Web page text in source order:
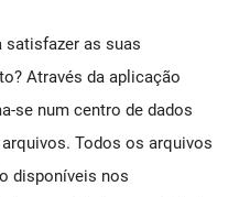
satisfazer as suas
Através da aplicação
se num centro de dados
Todos os arquivos
disponíveis nos